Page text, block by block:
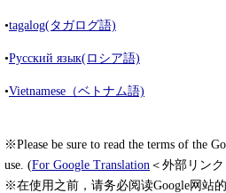
•tagalog(タガログ語)
•Русский язык(ロシア語)
•Vietnamese（ベトナム語)
※Please be sure to read the terms of the
use. (For Google Translation ＜外部リンク
※在使用之前，请务必阅读Google网站